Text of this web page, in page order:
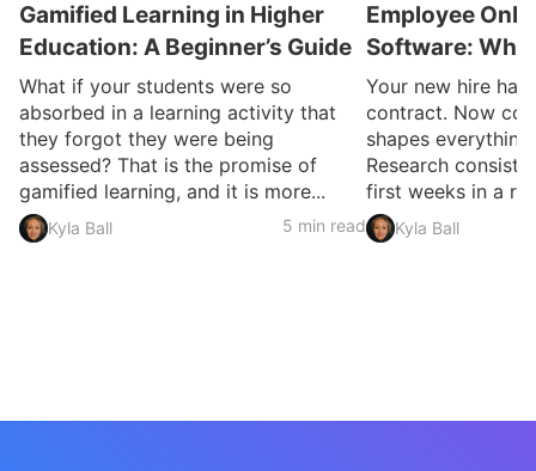
Gamified Learning in Higher
Education: A Beginner’s Guide
What if your students were so
absorbed in a learning activity that
they forgot they were being
assessed? That is the promise of
gamified learning, and it is more...
Kyla Ball 5 min read
Employee
Software:
Your new hire has
contract. Now
shapes
Research
first weeks in a
Kyla Ball